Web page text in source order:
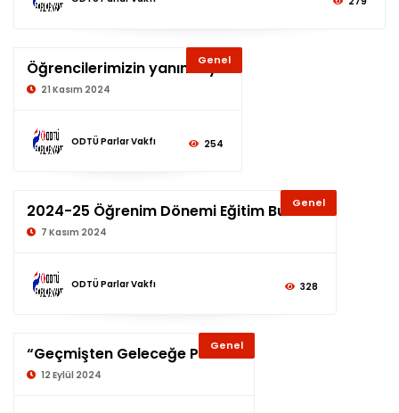
Genel
Öğrencilerimizin yanındayız
21 Kasım 2024
ODTÜ Parlar Vakfı 254
Genel
2024-25 Öğrenim Dönemi Eğitim Bursları
7 Kasım 2024
ODTÜ Parlar Vakfı 328
Genel
“Geçmişten Geleceğe Parlar”
12 Eylül 2024